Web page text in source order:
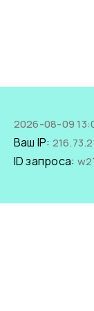
2026-08-09
Ваш IP:
ID запроса: